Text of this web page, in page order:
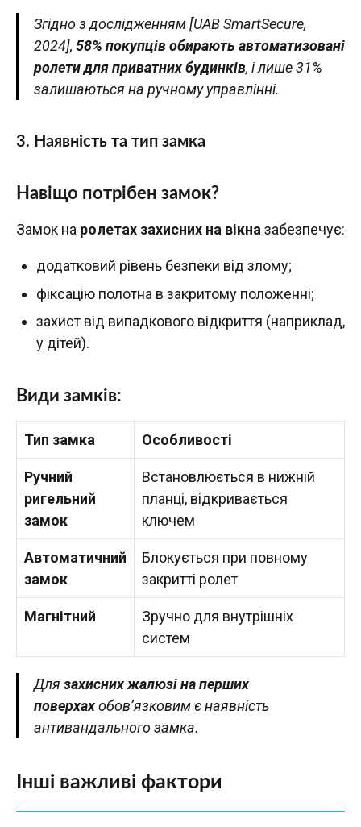
Згідно з дослідженням [UAB SmartSecure,
2024], 58% покупців обирають автоматизовані
ролети для приватних будинків, і лише 31%
залишаються на ручному управлінні.
3. Наявність та тип замка
Навіщо потрібен замок?
Замок на ролетах захисних на вікназабезпечує:
додатковий рівень безпеки від злому;
фіксацію полотна в закритому положенні;
захист від випадкового відкриття (наприклад,
у дітей).
Види замків:
Тип замка Особливості
Ручний
ригельний
замок
Встановлюється в нижній
планці, відкривається
ключем
Автоматичний
замок
Блокується при повному
закритті ролет
Магнітний
Зручно для внутрішніх
систем
Для захисних жалюзі на перших
поверхахобов’язковим є наявність
антивандального замка.
Інші важливі фактори